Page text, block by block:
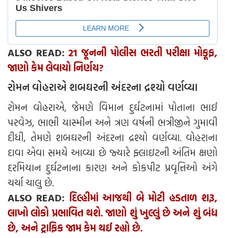
ALSO READ:21 જૂનની પોલીસ ભરતી પરીક્ષા મોકૂફ,
જાણો કેમ લેવાયો નિર્ણય?
રોમન વોહરાએ શબઘરની અંદરના દ્રશ્યો વર્ણવ્યા
રોમન વોહરાએ, જેમણે વિમાન દુર્ઘટનામાં પોતાના ભાઈ
પરવેઝ, ભાભી યાસ્મીન અને ત્રણ વર્ષની ભત્રીજીને ગુમાવી
દીધી, તેમણે શબઘરની અંદરના દ્રશ્યો વર્ણવ્યા. વોહરાના
દાવા એવા સમયે આવ્યા છે જ્યારે ફ્લાઇટની અંતિમ ક્ષણો
દરમિયાન દુર્ઘટનાના કારણ અને કોકપીટ પ્રવૃત્તિઓ અંગે
ચર્ચા ચાલુ છે.
ALSO READ: દિલ્હીમાં આજથી બે મોટી હડતાળ શરૂ,
લાખો લોકો પ્રભાવિત થશે. જાણો શું ખુલ્લું છે અને શું બંધ
છે, અને ટ્રાફિક જામ કેમ થઈ રહ્યો છે.